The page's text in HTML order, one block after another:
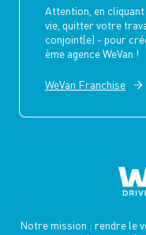
Attention, en
vie, quitter votre
conjoint(e) - pour
ème agence WeVan !
WeVan Franchise
Notre mission : rendre le